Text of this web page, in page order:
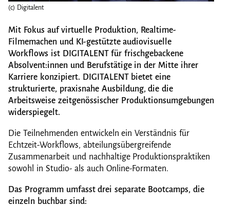
(c) Digitalent
Mit Fokus auf virtuelle Produktion, Realtime-
Filmemachen und KI-gestützte audiovisuelle
Workflows ist DIGITALENT für frischgebackene
Absolvent:innen und Berufstätige in der Mitte ihrer
Karriere konzipiert. DIGITALENT bietet eine
strukturierte, praxisnahe Ausbildung, die die
Arbeitsweise zeitgenössischer Produktionsumgebungen
widerspiegelt.
Die Teilnehmenden entwickeln ein Verständnis für
Echtzeit-Workflows, abteilungsübergreifende
Zusammenarbeit und nachhaltige Produktionspraktiken
sowohl in Studio- als auch Online-Formaten.
Das Programm umfasst drei separate Bootcamps, die
einzeln buchbar sind: